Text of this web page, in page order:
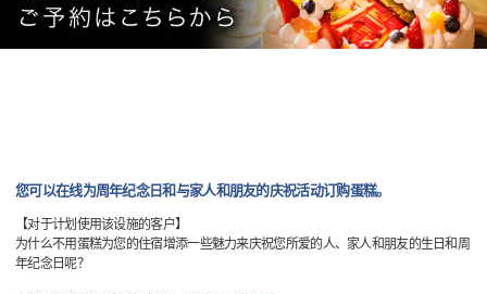
您可以在线为周年纪念日和与家人和朋友的庆祝活动订购蛋糕。
【对于计划使用该设施的客户】
为什么不用蛋糕为您的住宿增添一些魅力来庆祝您所爱的人、家人和朋友的生日和周
年纪念日呢？